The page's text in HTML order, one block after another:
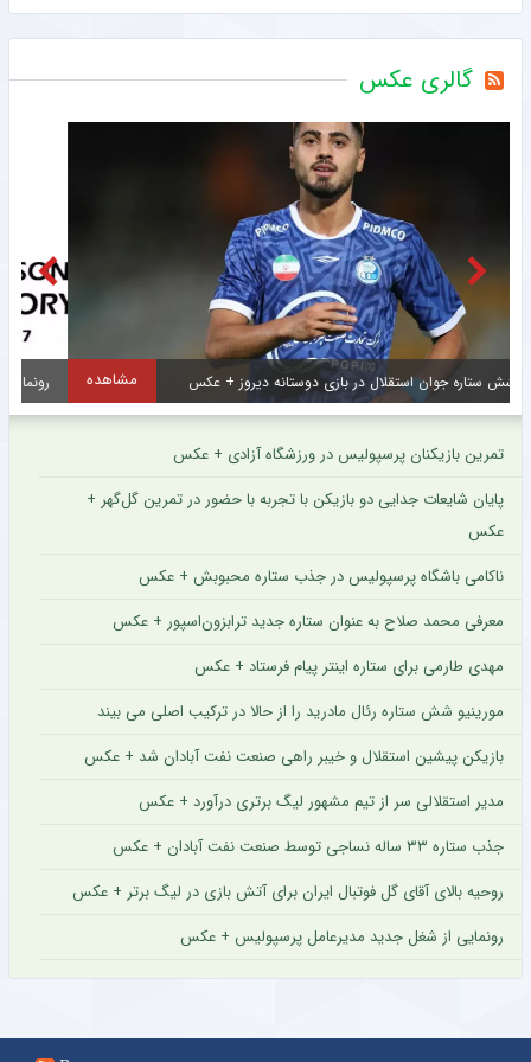
گالری عکس
رونمایی ذوب‌آهن اصفهان از کیت جدید برای فصل بیست و ششم + عکس مشاهده
تمرین بازیکنان پرسپولیس در ورزشگاه آزادی + عکس
پایان شایعات جدایی دو بازیکن با تجربه با حضور در تمرین گل‌گهر +
عکس
ناکامی باشگاه پرسپولیس در جذب ستاره محبوبش + عکس
معرفی محمد صلاح به عنوان ستاره جدید ترابزون‌اسپور + عکس
مهدی طارمی برای ستاره اینتر پیام فرستاد + عکس
مورینیو شش ستاره رئال مادرید را از حالا در ترکیب اصلی می بیند
بازیکن پیشین استقلال و خیبر راهی صنعت نفت آبادان شد + عکس
مدیر استقلالی سر از تیم مشهور لیگ برتری درآورد + عکس
جذب ستاره ۳۳ ساله نساجی توسط صنعت نفت آبادان + عکس
روحیه بالای آقای گل فوتبال ایران برای آتش بازی در لیگ برتر + عکس
رونمایی از شغل جدید مدیرعامل پرسپولیس + عکس